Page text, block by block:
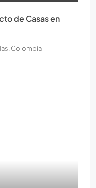
de Casas en
Colombia